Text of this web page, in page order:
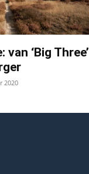
van ‘Big Three’
2020